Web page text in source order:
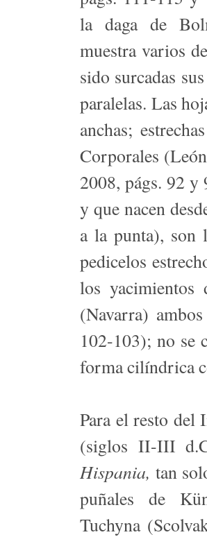
la daga de
muestra varios
sido surcadas
paralelas. Las
anchas;
Corpo­rales
2008, págs. 92 y
y que nacen
a la punta), son
pedicelos
los yacimientos
(Navarra)
102-103); no se
forma cilíndrica
Para el resto del
(siglos II-III
Hispania, tan
puña­les de
Tuchyna